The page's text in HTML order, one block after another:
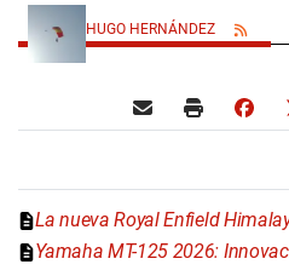
HUGO HERNÁNDEZ
La nueva Royal Enfield
Yamaha MT-125 2026: